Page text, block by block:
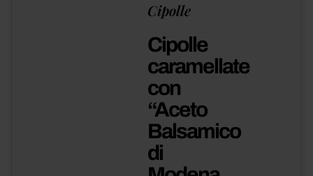
Cipolle
Cipolle
caramellate
con
“Aceto
Balsamico
di